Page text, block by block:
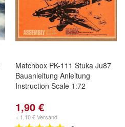
Matchbox PK-111 Stuka Ju87
Bauanleitung Anleitung
Instruction Scale 1:72
1,90 €
+ 1,10 € Versand